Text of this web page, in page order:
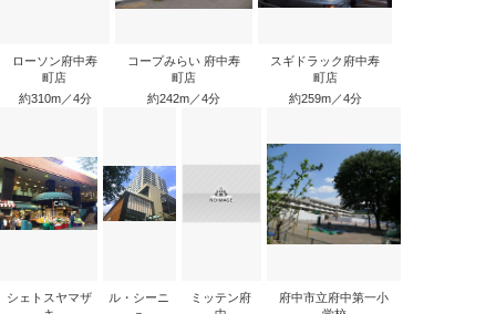
ローソン府中寿
町店
約310m／4分
コープみらい 府中寿
町店
約242m／4分
スギドラック府中寿
町店
約259m／4分
シェトスヤマザ
ル・シーニ
ミッテン府
府中市立府中第一小